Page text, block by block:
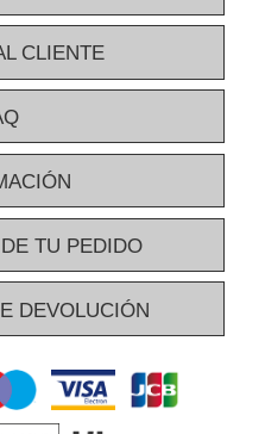
CLIENTE
TU PEDIDO
DEVOLUCIÓN